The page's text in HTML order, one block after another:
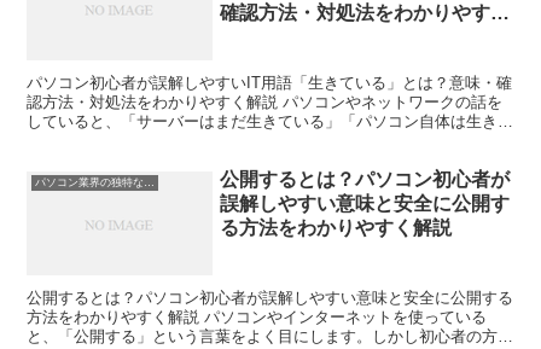
確認方法・対処法をわかりやすく
パソコン初心者が誤解しやすいIT用語「生きている」とは？意味・確
認方法・対処法をわかりやすく解説 パソコンやネットワークの話を
していると、「サーバーはまだ生きている」「パソコン自体は生きて
パソコン業界の独特な言い回し
公開するとは？パソコン初心者が
誤解しやすい意味と安全に公開す
る方法をわかりやすく解説
公開するとは？パソコン初心者が誤解しやすい意味と安全に公開する
方法をわかりやすく解説 パソコンやインターネットを使っている
と、「公開する」という言葉をよく目にします。しかし初心者の方の